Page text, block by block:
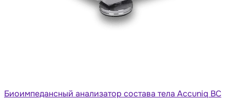
Биоимпедансный анализатор состава тела Accuniq BC